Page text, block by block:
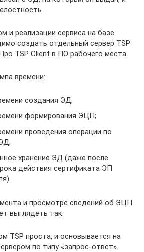
и реализации сервиса на базе
создать отдельный сервер TSP
TSP Client в ПО рабочего места.
времени:
создания ЭД;
формирования ЭЦП;
проведения операции по
хранение ЭД (даже после
действия сертификата ЭП
и просмотре сведений об ЭЦП
выглядеть так:
TSP проста, и основывается на
по типу «запрос-ответ».